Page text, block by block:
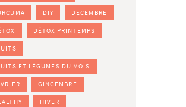
DIY DÉCEMBRE
DÉTOX PRINTEMPS
ET LÉGUMES DU MOIS
GINGEMBRE
HIVER